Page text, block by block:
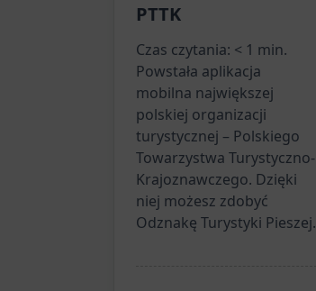
PTTK
Czas czytania: < 1 min.
Powstała aplikacja
mobilna największej
polskiej organizacji
turystycznej – Polskiego
Towarzystwa Turystyczno-
Krajoznawczego. Dzięki
niej możesz zdobyć
Odznakę Turystyki Pieszej.